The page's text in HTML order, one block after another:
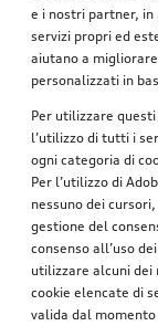
e i nostri partner,
servizi propri ed
aiutano a
personalizzati in
Per utilizzare
l’utilizzo di tutti i
ogni categoria di
Per l’utilizzo di
nessuno dei
gestione del
consenso all’uso
utilizzare alcuni dei
cookie elencate di
valida dal